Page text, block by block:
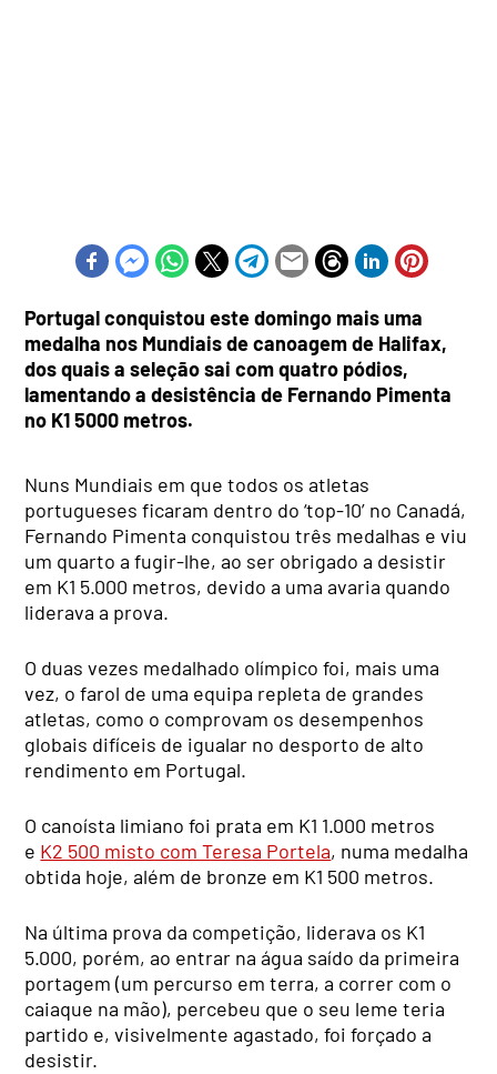
Portugal conquistou este domingo mais uma
medalha nos Mundiais de canoagem de Halifax,
dos quais a seleção sai com quatro pódios,
lamentando a desistência de Fernando Pimenta
no K1 5000 metros.
Nuns Mundiais em que todos os atletas
portugueses ficaram dentro do ‘top-10’ no Canadá,
Fernando Pimenta conquistou três medalhas e viu
um quarto a fugir-lhe, ao ser obrigado a desistir
em K1 5.000 metros, devido a uma avaria quando
liderava a prova.
O duas vezes medalhado olímpico foi, mais uma
vez, o farol de uma equipa repleta de grandes
atletas, como o comprovam os desempenhos
globais difíceis de igualar no desporto de alto
rendimento em Portugal.
O canoísta limiano foi prata em K1 1.000 metros
e K2 500 misto com Teresa Portela, numa medalha
obtida hoje, além de bronze em K1 500 metros.
Na última prova da competição, liderava os K1
5.000, porém, ao entrar na água saído da primeira
portagem (um percurso em terra, a correr com o
caiaque na mão), percebeu que o seu leme teria
partido e, visivelmente agastado, foi forçado a
desistir.